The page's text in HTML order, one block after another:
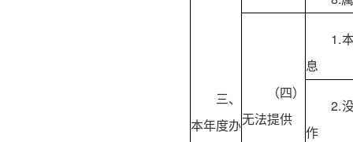
三、
本年度办
（四）
无法提供
1.
息
2.
作